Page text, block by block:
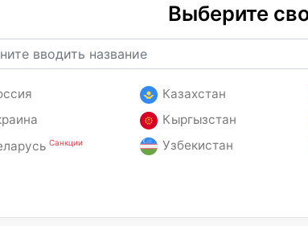
Выберите
Санкции
Казахстан
Кыргызстан
Узбекистан